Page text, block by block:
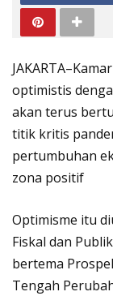
optimistis
akan terus
titik kritis
pertumbuhan
zona positif
Optimisme itu
Fiskal dan
bertema
Tengah